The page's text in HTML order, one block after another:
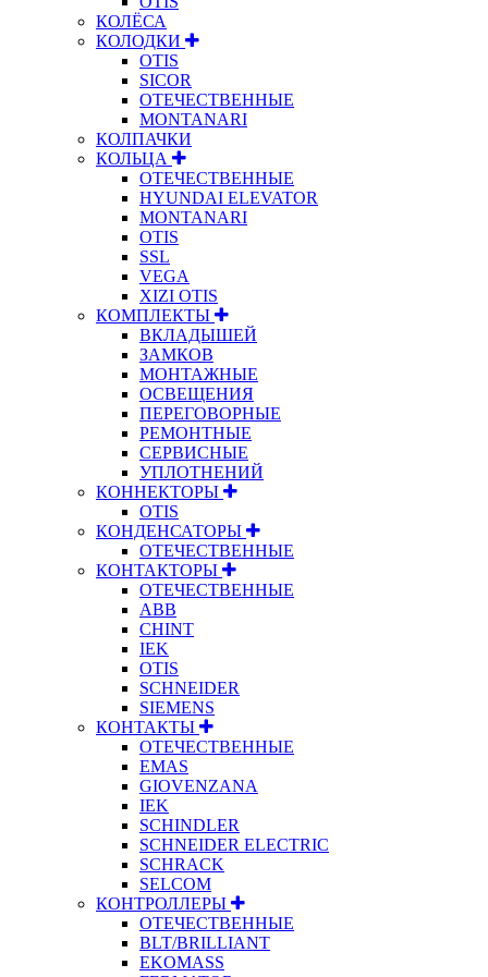
КОЛЁСА
КОЛОДКИ
OTIS
SICOR
ОТЕЧЕСТВЕННЫЕ
MONTANARI
КОЛПАЧКИ
КОЛЬЦА
ОТЕЧЕСТВЕННЫЕ
HYUNDAI ELEVATOR
MONTANARI
OTIS
SSL
VEGA
XIZI OTIS
КОМПЛЕКТЫ
ВКЛАДЫШЕЙ
ЗАМКОВ
МОНТАЖНЫЕ
ОСВЕЩЕНИЯ
ПЕРЕГОВОРНЫЕ
РЕМОНТНЫЕ
СЕРВИСНЫЕ
УПЛОТНЕНИЙ
КОННЕКТОРЫ
OTIS
КОНДЕНСАТОРЫ
ОТЕЧЕСТВЕННЫЕ
КОНТАКТОРЫ
ОТЕЧЕСТВЕННЫЕ
ABB
CHINT
IEK
OTIS
SCHNEIDER
SIEMENS
КОНТАКТЫ
ОТЕЧЕСТВЕННЫЕ
EMAS
GIOVENZANA
IEK
SCHINDLER
SCHNEIDER ELECTRIC
SCHRACK
SELCOM
КОНТРОЛЛЕРЫ
ОТЕЧЕСТВЕННЫЕ
BLT/BRILLIANT
EKOMASS